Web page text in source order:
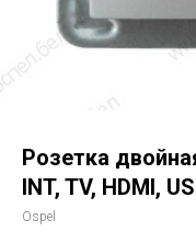
Розетка
INT, TV, HDMI,
Ospel